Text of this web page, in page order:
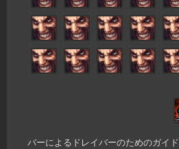
バーによるドレイバーのためのガイド